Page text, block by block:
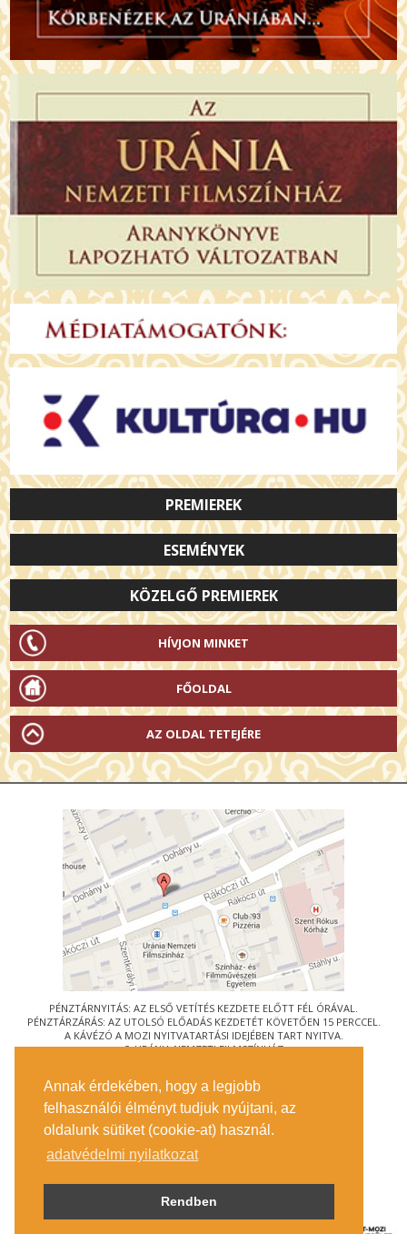
Annak érdekében, hogy a legjobb
felhasználói élményt tudjuk nyújtani, az
oldalunk sütiket (cookie-at) használ.
adatvédelmi nyilatkozat
Rendben
PREMIEREK
ESEMÉNYEK
KÖZELGŐ PREMIEREK
HÍVJON MINKET
FŐOLDAL
AZ OLDAL TETEJÉRE
PÉNZTÁRNYITÁS: AZ ELSŐ VETÍTÉS KEZDETE ELŐTT FÉL ÓRÁVAL.
PÉNZTÁRZÁRÁS: AZ UTOLSÓ ELŐADÁS KEZDETÉT KÖVETŐEN 15 PERCCEL.
A KÁVÉZÓ A MOZI NYITVATARTÁSI IDEJÉBEN TART NYITVA.
© URÁNIA NEMZETI FILMSZÍNHÁZ
1088 BUDAPEST, RÁKÓCZI ÚT 21.
MEGKÖZELÍTÉS
JEGYINFORMÁCIÓ
ÍRJON NEKÜNK!
KÖZÉRDEKŰ ADATOK